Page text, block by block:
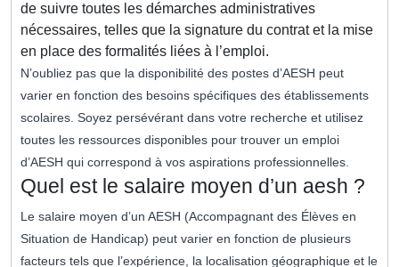
de suivre toutes les démarches administratives
nécessaires, telles que la signature du contrat et la mise
en place des formalités liées à l’emploi.
N’oubliez pas que la disponibilité des postes d’AESH peut
varier en fonction des besoins spécifiques des établissements
scolaires. Soyez persévérant dans votre recherche et utilisez
toutes les ressources disponibles pour trouver un emploi
d’AESH qui correspond à vos aspirations professionnelles.
Quel est le salaire moyen d’un aesh ?
Le salaire moyen d’un AESH (Accompagnant des Élèves en
Situation de Handicap) peut varier en fonction de plusieurs
facteurs tels que l’expérience, la localisation géographique et le